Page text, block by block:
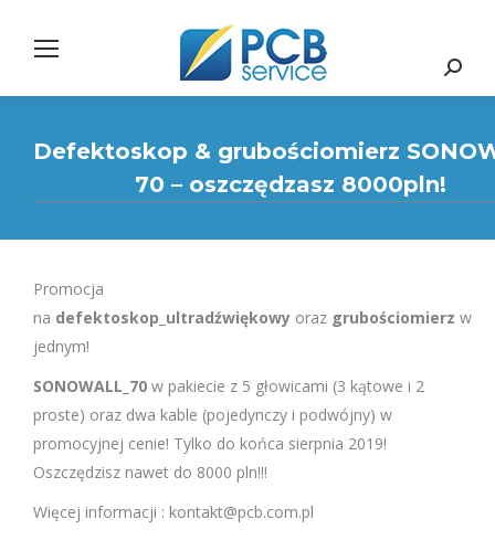
Search:
Defektoskop & grubościomierz
70 – oszczędzasz 8000pln!
Promocja
na defektoskop_ultradźwiękowy oraz grubościomierz w
jednym!
SONOWALL_70 w pakiecie z 5 głowicami (3 kątowe i 2
proste) oraz dwa kable (pojedynczy i podwójny) w
promocyjnej cenie! Tylko do końca sierpnia 2019!
Oszczędzisz nawet do 8000 pln!!!
Więcej informacji : kontakt@pcb.com.pl